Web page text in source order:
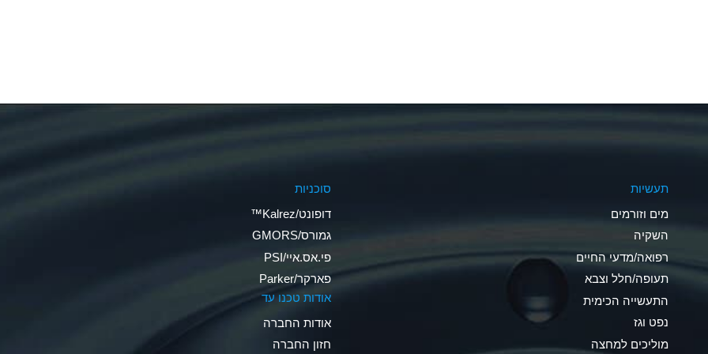
A
B
A
תעשיות
מים וזורמים
השקיה
רפואה/מדעי החיים
תעופה/חלל וצבא
התעשייה הכימית
נפט וגז
מוליכים למחצה
סוכניות
דופונט/Kalrez™
גמורס/GMORS
פי.אס.איי/PSI
פארקר/Parker
אודות טכנו עד
אודות החברה
חזון החברה